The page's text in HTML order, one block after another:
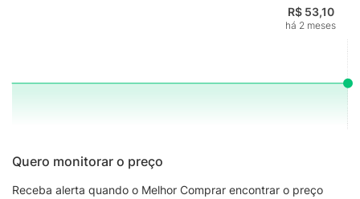
R$ 53,10
há 2 meses
Quero monitorar o preço
Receba alerta quando o Melhor Comprar encontrar o preço